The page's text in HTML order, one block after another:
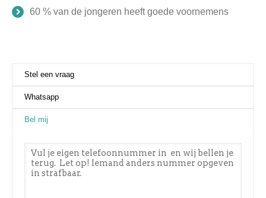
60 % van de jongeren heeft goede voornemens
Stel een vraag
Whatsapp
Bel mij
Telefoonnummer